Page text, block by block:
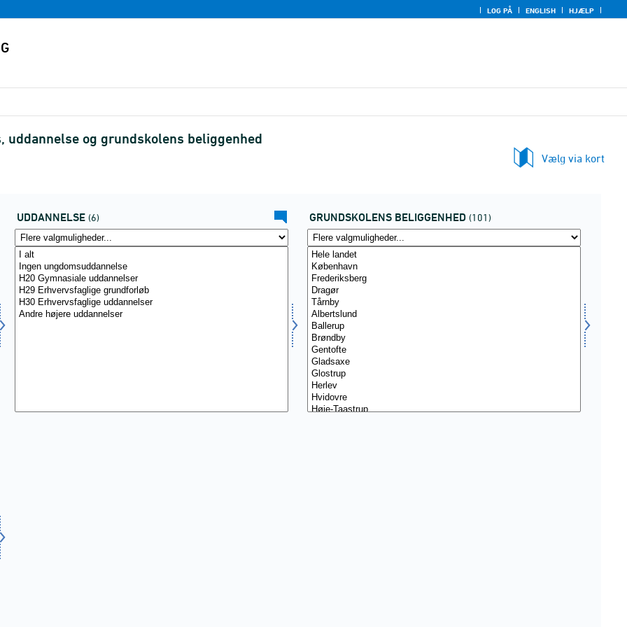
LOG PÅ ENGLISH HJÆLP
og grundskolens beliggenhed
Vælg via kort
UDDANNELSE (6) GRUNDSKOLENS BELIGGENHED (101)